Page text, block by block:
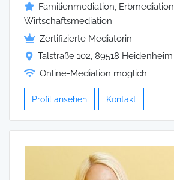
Familienmediation, Erbmediation,
Wirtschaftsmediation
Zertifizierte Mediatorin
Talstraße 102, 89518
Online-Mediation möglich
Profil ansehen Kontakt